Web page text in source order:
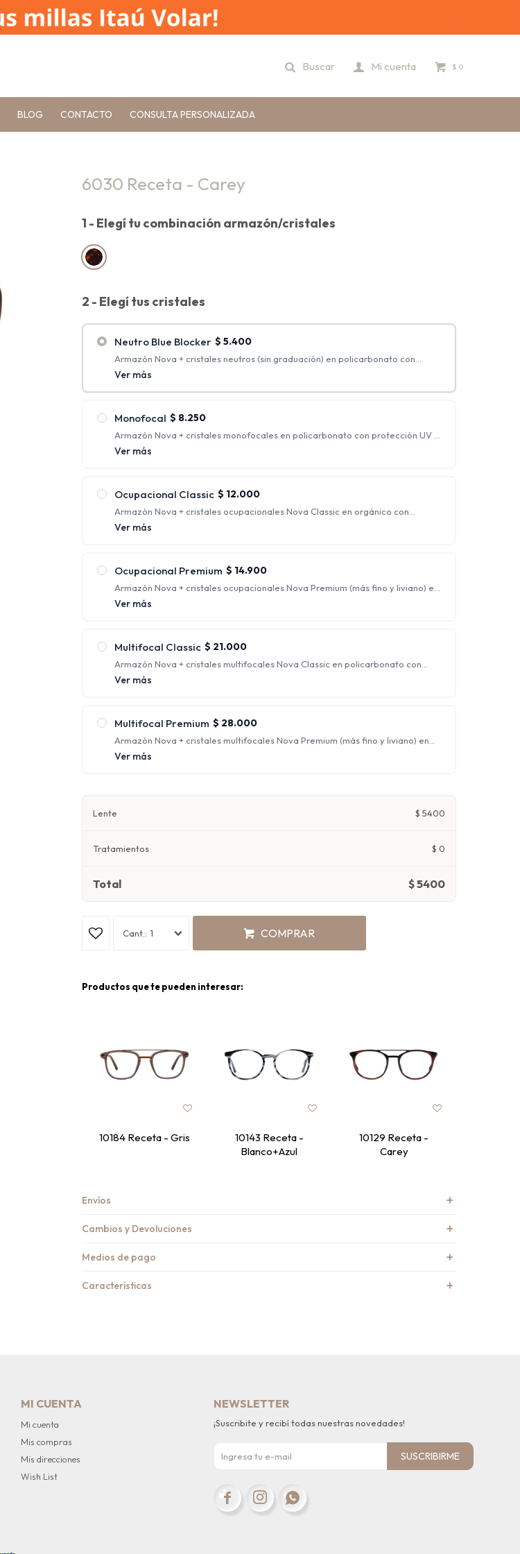
BLOG CONTACTO CONSULTA PERSONALIZADA
$ 0
6030 Receta - Carey
1 - Elegí tu combinación armazón/cristales
2 - Elegí tus cristales
Neutro Blue Blocker $ 5.400
Armazón Nova + cristales neutros (sin graduación) en policarbonato con
antirreflejo + Blue Blocker.
Ver más
Monofocal $ 8.250
Armazón Nova + cristales monofocales en policarbonato con protección UV y
antirreflejo. (Rango de graduaciones incluidas: hasta esférico 4.00 y cilíndrico
Ver más
Ocupacional Classic $ 12.000
Armazón Nova + cristales ocupacionales Nova Classic en orgánico con
protección UV y antirreflejo.
Ver más
Ocupacional Premium $ 14.900
Armazón Nova + cristales ocupacionales Nova Premium (más fino y liviano) en
policarbonato con protección UV y antirreflejo + Blue Blocker.
Ver más
Multifocal Classic $ 21.000
Armazón Nova + cristales multifocales Nova Classic en policarbonato con
protección UV y antirreflejo.
Ver más
Multifocal Premium $ 28.000
Armazón Nova + cristales multifocales Nova Premium (más fino y liviano) en
orgánico 1.67 con protección UV y antirreflejo.
Ver más
Lente $ 5400
Tratamientos $ 0
Total $5400
1 COMPRAR
Productos que te pueden interesar:
10184 Receta - Gris
10143 Receta -
Blanco+Azul
10129 Receta -
Carey
Envíos
Cambios y Devoluciones
Medios de pago
Características
MI CUENTA
Mi cuenta
Mis compras
Mis direcciones
Wish List
NEWSLETTER
¡Suscribite y recibí todas nuestras novedades!
SUSCRIBIRME
  